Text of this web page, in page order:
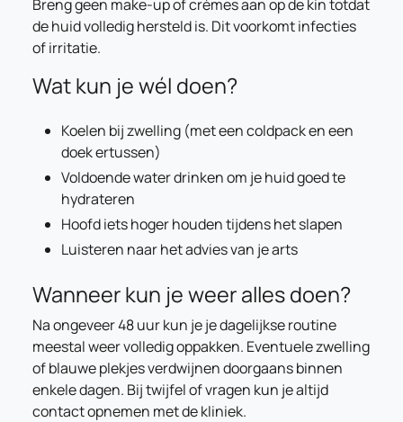
Breng geen make-up of crèmes aan op de kin totdat
de huid volledig hersteld is. Dit voorkomt infecties
of irritatie.
Wat kun je wél doen?
Koelen bij zwelling (met een coldpack en een
doek ertussen)
Voldoende water drinken om je huid goed te
hydrateren
Hoofd iets hoger houden tijdens het slapen
Luisteren naar het advies van je arts
Wanneer kun je weer alles doen?
Na ongeveer 48 uur kun je je dagelijkse routine
meestal weer volledig oppakken. Eventuele zwelling
of blauwe plekjes verdwijnen doorgaans binnen
enkele dagen. Bij twijfel of vragen kun je altijd
contact opnemen met de kliniek.